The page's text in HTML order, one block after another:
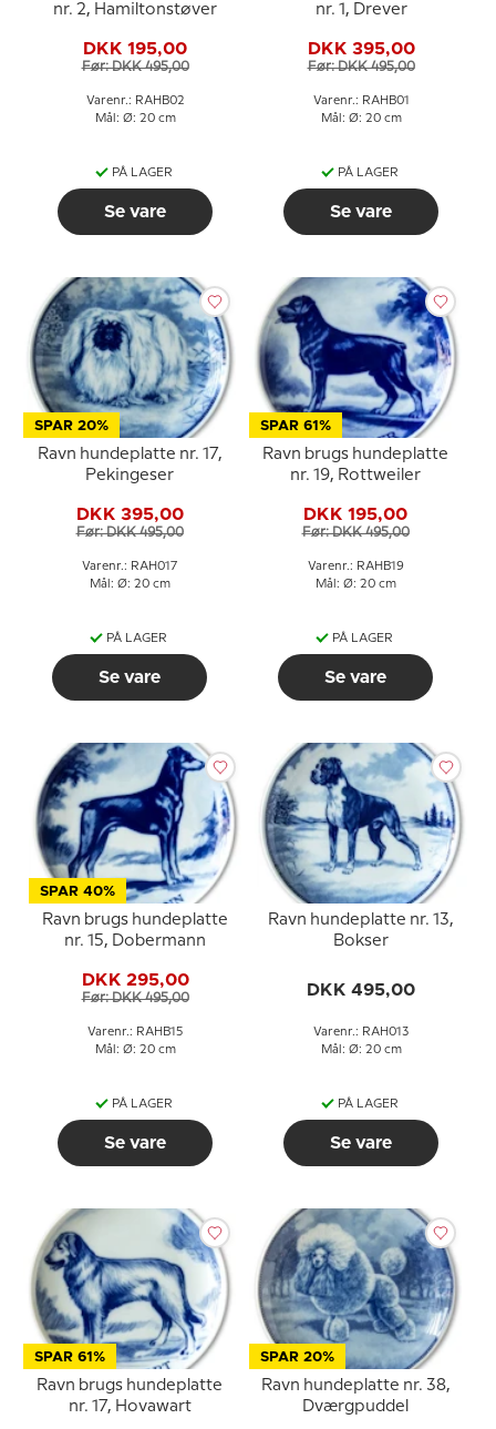
nr. 2, Hamiltonstøver
DKK 195,00
Før: DKK 495,00
Varenr.: RAHB02
Mål: Ø: 20 cm
PÅ LAGER
Se vare
nr. 1, Drever
DKK 395,00
Før: DKK 495,00
Varenr.: RAHB01
Mål: Ø: 20 cm
PÅ LAGER
Se vare
SPAR 20%
Ravn hundeplatte nr. 17,
Pekingeser
DKK 395,00
Før: DKK 495,00
Varenr.: RAH017
Mål: Ø: 20 cm
PÅ LAGER
Se vare
SPAR 61%
Ravn brugs hundeplatte
nr. 19, Rottweiler
DKK 195,00
Før: DKK 495,00
Varenr.: RAHB19
Mål: Ø: 20 cm
PÅ LAGER
Se vare
SPAR 40%
Ravn brugs hundeplatte
nr. 15, Dobermann
DKK 295,00
Før: DKK 495,00
Varenr.: RAHB15
Mål: Ø: 20 cm
PÅ LAGER
Se vare
Ravn hundeplatte nr. 13,
Bokser
DKK 495,00
Varenr.: RAH013
Mål: Ø: 20 cm
PÅ LAGER
Se vare
SPAR 61%
Ravn brugs hundeplatte
nr. 17, Hovawart
SPAR 20%
Ravn hundeplatte nr. 38,
Dværgpuddel